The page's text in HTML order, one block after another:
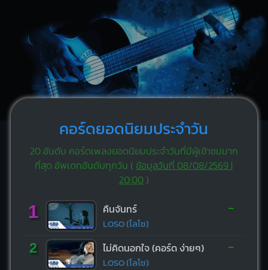
คอร์ดยอดนิยมประจำวัน
20 อันดับ คอร์ดเพลงยอดนิยมประจำวันที่มีผู้เข้าชมมาก
ที่สุด อัพเดทอันดับทุกวัน ( ข้อมูลวันที่ 08/08/2569 |
20:00)
1 คืนจันทร์
LOSO (โลโซ)
-
2 ไม่คิดนอกใจ (คอร์ด ง่ายๆ)
LOSO (โลโซ)
-